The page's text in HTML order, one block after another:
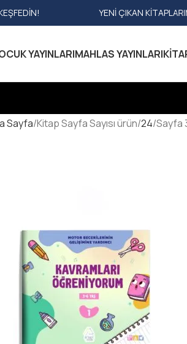
YENI ÇIKAN KITAPLARIMIZI KEŞFEDIN!
YAYINLARIMAHLAS YAYINLARI
Sayfa Kitap Sayfa Sayısı ürün 24 Sayfa